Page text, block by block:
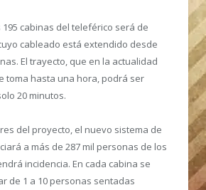
195 cabinas del teleférico será de
cableado está extendido desde
El trayecto, que en la actualidad
toma hasta una hora, podrá ser
20 minutos.
del proyecto, el nuevo sistema de
a más de 287 mil personas de los
incidencia. En cada cabina se
de 1 a 10 personas sentadas